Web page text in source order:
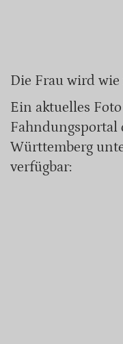
Die Frau wird
Ein aktuelles
Fahndungsportal
Württemberg
verfügbar: